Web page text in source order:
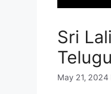
Sri
May 21, 2024